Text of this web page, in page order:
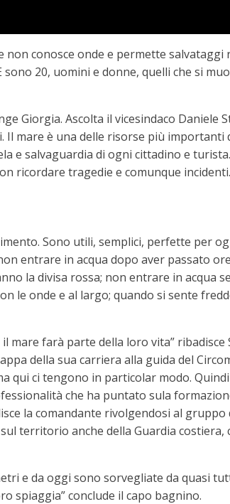
conosce onde e permette salvataggi
20, uomini e donne, quelli che si
Giorgia. Ascolta il vicesindaco Daniele
Il mare è una delle risorse più
e salvaguardia di ogni cittadino e
ricordare tragedie e comunque
Sono utili, semplici, perfette per
entrare in acqua dopo aver passato
la divisa rossa; non entrare in acqua
le onde e al largo; quando si sente
farà parte della loro vita” ribadisce
della sua carriera alla guida del
qui ci tengono in particolar modo.
che ha puntato sula
la comandante rivolgendosi al gruppo
territorio anche della Guardia costiera,
e da oggi sono sorvegliate da quasi
spiaggia” conclude il capo bagnino.